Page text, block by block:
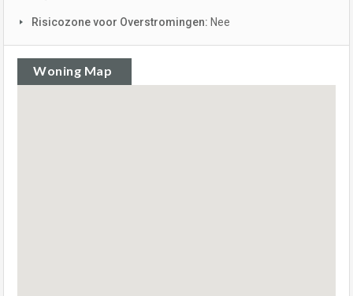
Risicozone voor Overstromingen: Nee
Woning Map